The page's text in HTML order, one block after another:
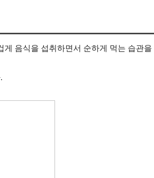
음식을 섭취하면서 순하게 먹는 습관을